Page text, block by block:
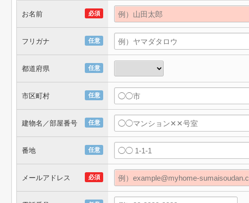
必須
お名前
任意
フリガナ
任意
都道府県
任意
市区町村
任意
建物名／部屋番号
任意
番地
必須
メールアドレス